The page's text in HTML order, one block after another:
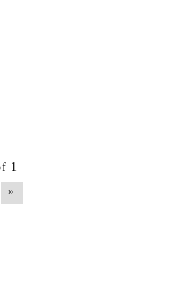
1
»